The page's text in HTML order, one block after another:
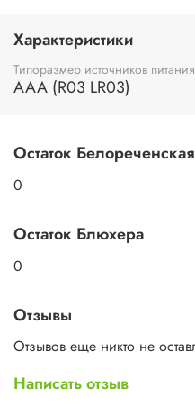
аккумулятор
Типоразмер
AAA (R03, LR03, FR03,
Типоразмер производителя
Емкость
1000 мА·ч
Рабочее напряжение
Срок службы
5 лет
Характеристики
Типоразмер источников питания
AAA (R03 LR03)
Остаток Белореченская
0
Остаток Блюхера
0
Отзывы
Отзывов еще никто не
Написать отзыв